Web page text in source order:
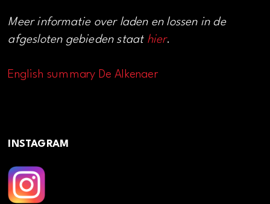
Meer informatie over laden en lossen in de
afgesloten gebieden staat hier.
English summary De Alkenaer
INSTAGRAM